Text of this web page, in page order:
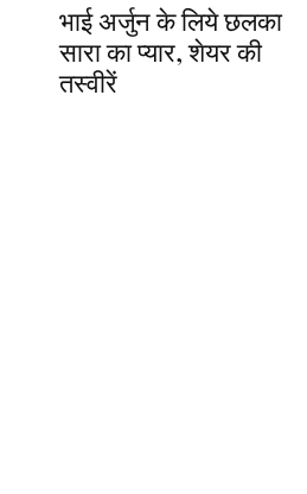
भाई अर्जुन के लिये छलका
सारा का प्यार, शेयर की
तस्वीरें